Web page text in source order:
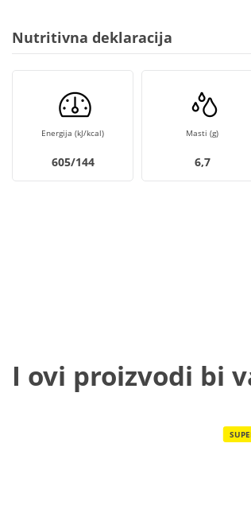
Nutritivna deklaracija
Energija (kJ/kcal)
605/144
Masti (g)
6,7
I ovi proizvodi bi